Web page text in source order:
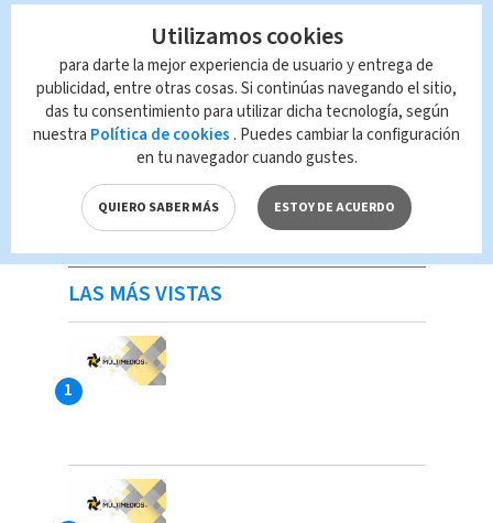
LAS MÁS VISTAS
Utilizamos cookies
para darte la mejor experiencia de usuario y entrega de
publicidad, entre otras cosas. Si continúas navegando el sitio,
das tu consentimiento para utilizar dicha tecnología, según
nuestra Política de cookies . Puedes cambiar la configuración
en tu navegador cuando gustes.
QUIERO SABER MÁS ESTOY DE ACUERDO